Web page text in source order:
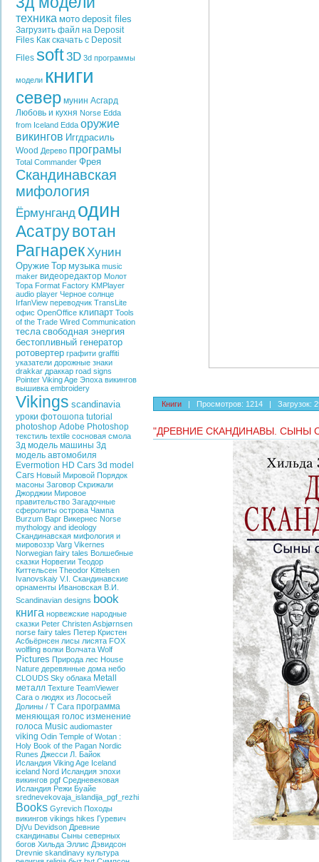
техника мото deposit files
Загрузить файл на Deposit
Files Как скачать с Deposit
Files soft3D 3d программы
модели книги
север мунин Асгард
Любовь и кухня Norse Edda
from Iceland Edda оружие
викингов Иггдрасиль
Wood Дерево програмы
Total Commander Фрея
Скандинавская
мифология
Ёрмунганд один
Асатрувотан
РагнарекХунин
Оружие Тор музыка music
maker видеоредактор Молот
Тора Format Factory KMPlayer
audio player Черное солнце
IrfanView переводчик TransLite
офис OpenOffice клипарт Tools
of the Trade Wired Communication
тесла свободная энергия
бестопливный генератор
ротовертер графити graffiti
указатели дорожные знаки
drakkar драккар road signs
Pointer Viking Age Эпоха викингов
вышивка embroidery
Vikings scandinavia
уроки фотошопа tutorial
photoshop Adobe Photoshop
текстиль textile сосновая смола
3д модель машины 3д
модель автомобиля
Evermotion HD Cars 3d model
Cars Новый Мировой Порядок
масоны Заговор Скрижали
Джорджии Мировое
правительство Загадочные
сферолиты острова Чампа
Burzum Варг Викернес Norse
mythology and ideology
Скандинавская мифология и
мировоззр Varg Vikernes
Norwegian fairy tales Волшебные
сказки Норвегии Теодор
Киттельсен Theodor Kittelsen
Ivanovskaiy V.I. Скандинавские
орнаменты Ивановская В.И.
Scandinavian designs book
книга норвежские народные
сказки Peter Christen Asbjørnsen
norse fairy tales Петер Кристен
Асбьёрнсен лисы лисята FOX
wolfling волки Волчата Wolf
Pictures Природа лес House
Nature деревянные дома небо
CLOUDS Sky облака Metall
металл Texture TeamViewer
Сага о людях из Лососьей
Долины / T Сага программа
меняющая голос изменение
голоса Music audiomaster
viking Odin Temple of Wotan :
Holy Book of the Pagan Nordic
Runes Джесси Л. Байок
Исландия Viking Age Iceland
iceland Nord Исландия эпохи
викингов pgf Средневековая
Исландия Режи Буайе
srednevekovaja_islandija_pgf_rezhi
Books Gyrevich Походы
викингов vikings hikes Гуревич
DjVu Devidson Древние
скандинавы Сыны северных
богов Хильда Эллис Дэвидсон
Drevnie skandinavy культура
Книги | Просмотров: 1214 | Загрузок:
"ДРЕВНИЕ СКАНДИНАВЫ. СЫНЫ